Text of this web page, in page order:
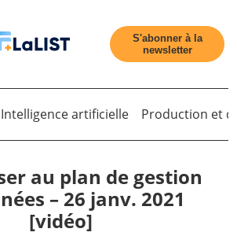
S'abonner à la
newsletter
Intelligence artificielle Production et
au plan de gestion
– 26 janv. 2021
[vidéo]